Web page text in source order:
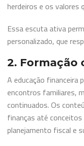
herdeiros e os valores
Essa escuta ativa
personalizado, que
2. Formação
A educação financeira
encontros familiares,
continuados. Os
finanças até conceitos
planejamento fiscal e